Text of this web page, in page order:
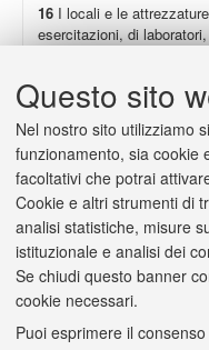
Questo sito
Nel nostro sito utilizziamo
funzionamento, sia cookie
facoltativi che potrai
Cookie e altri strumenti di
analisi statistiche, misure
istituzionale e analisi dei
Se chiudi questo banner
cookie necessari.
Puoi esprimere il
16I locali e le
esercitazioni, di
Totale
I anno
Altri anni
Ateneo
2/a(Solo se hai risposto "